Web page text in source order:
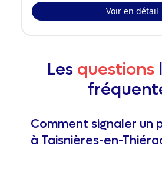
Voir en détail
Les questions
Comment signaler un
à Taisnières-en-